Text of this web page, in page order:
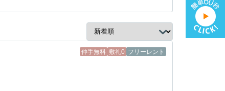
仲手無料 敷礼0 フリーレント